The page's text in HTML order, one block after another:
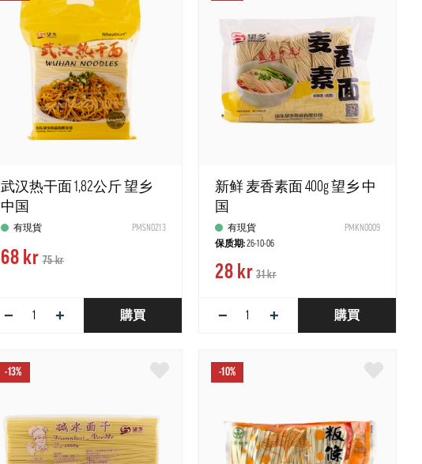
武汉热干面 1,82公斤 望乡
中国
有現貨 PMSN0213
68 kr 75 kr
− + 購買
新鲜 麦香素面 400g 望乡 中
国
有現貨
PMKN0009
保质期:26-10-06
28 kr 31 kr
− + 購買
-13% -10%